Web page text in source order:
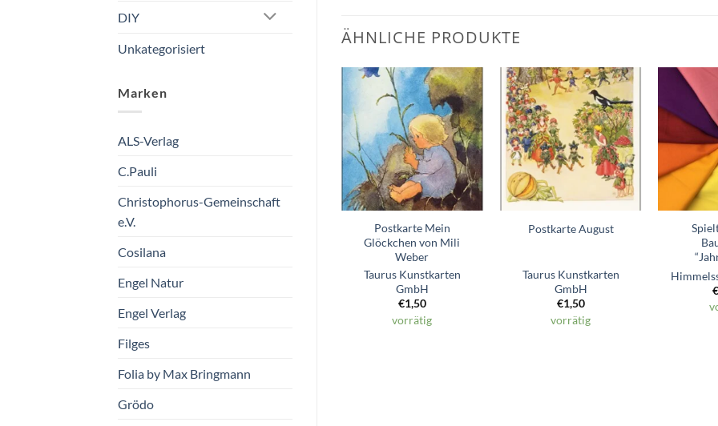
DIY
Unkategorisiert
Marken
ALS-Verlag
C.Pauli
Christophorus-Gemeinschaft
e.V.
Cosilana
Engel Natur
Engel Verlag
Filges
Folia by Max Bringmann
Grödo
ÄHNLICHE PRODUKTE
Zum
Wunschzettel
hinzufügen
Postkarte Mein
Glöckchen von Mili
Weber
Taurus Kunstkarten
GmbH
€1,50
vorrätig
Zum
Wunschzettel
hinzufügen
Postkarte August
Taurus Kunstkarten
GmbH
€1,50
vorrätig
€
Zum
Postkarte November